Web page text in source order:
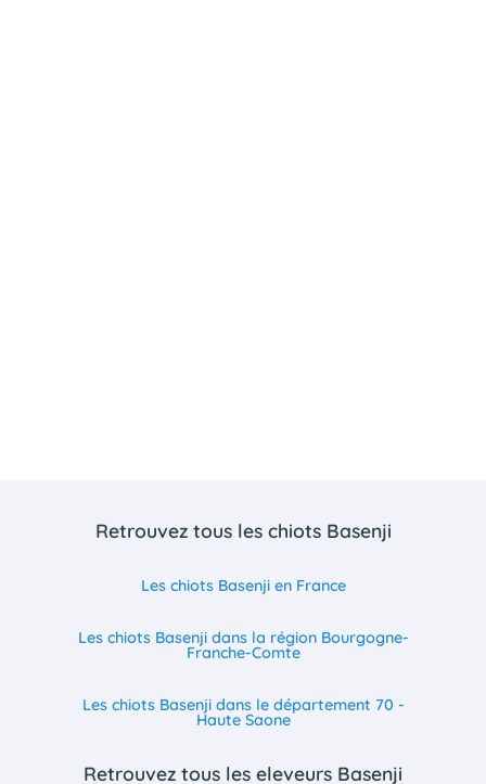
Retrouvez tous les chiots Basenji
Les chiots Basenji en France
Les chiots Basenji dans la région Bourgogne-
Franche-Comte
Les chiots Basenji dans le département 70 -
Haute Saone
Retrouvez tous les eleveurs Basenji